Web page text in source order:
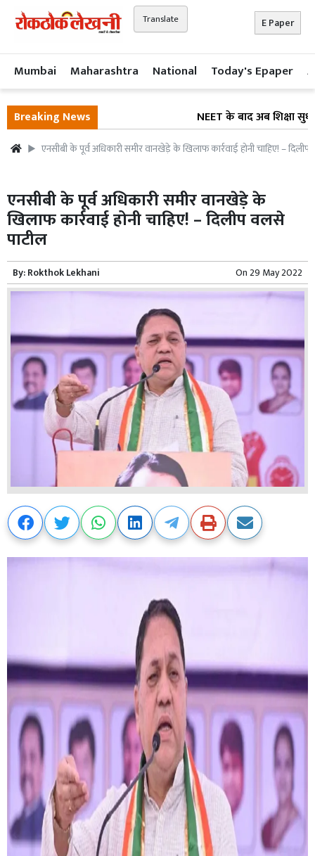
Translate E Paper
Mumbai Maharashtra National Today's Epaper
Breaking News NEET के बाद अब शिक्षा
एनसीबी के पूर्व अधिकारी समीर वानखेड़े के खिलाफ कार्रवाई होनी चाहिए! –
एनसीबी के पूर्व अधिकारी समीर वानखेड़े के
खिलाफ कार्रवाई होनी चाहिए! – दिलीप वलसे
पाटील
By:Rokthok Lekhani On29 May 2022